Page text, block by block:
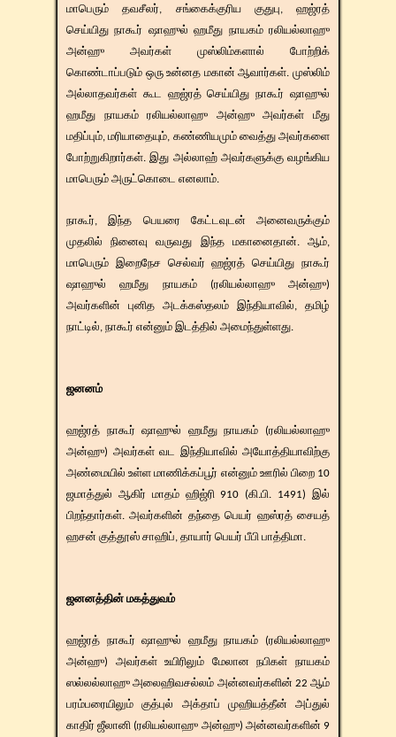
மாபெரும் தவசீலர், சங்கைக்குரிய குதுபு, ஹஜ்ரத்
செய்யிது நாகூர் ஷாஹுல் ஹமீது நாயகம் ரலியல்லாஹு
அன்ஹு அவர்கள் முஸ்லிம்களால் போற்றிக்
கொண்டாப்படும் ஒரு உன்னத மகான் ஆவார்கள். முஸ்லிம்
அல்லாதவர்கள் கூட ஹஜ்ரத் செய்யிது நாகூர் ஷாஹுல்
ஹமீது நாயகம் ரலியல்லாஹு அன்ஹு அவர்கள் மீது
மதிப்பும், மரியாதையும், கண்ணியமும் வைத்து அவர்களை
போற்றுகிறார்கள். இது அல்லாஹ் அவர்களுக்கு வழங்கிய
மாபெரும் அருட்கொடை எனலாம்.
நாகூர், இந்த பெயரை கேட்டவுடன் அனைவருக்கும்
முதலில் நினைவு வருவது இந்த மகானைதான். ஆம்,
மாபெரும் இறைநேச செல்வர் ஹஜ்ரத் செய்யிது நாகூர்
ஷாஹுல் ஹமீது நாயகம் (ரலியல்லாஹு அன்ஹு)
அவர்களின் புனித அடக்கஸ்தலம் இந்தியாவில், தமிழ்
நாட்டில், நாகூர் என்னும் இடத்தில் ​அமைந்துள்ளது.
ஜனனம்
ஹஜ்ரத் நாகூர் ஷாஹுல் ஹமீது நாயகம் (ரலியல்லாஹு
அன்ஹு) அவர்கள் வட இந்தியாவில் அயோத்தியாவிற்கு
அண்மையில் உள்ள மாணிக்கப்பூர் என்னும் ஊரில் பிறை 10
ஜமாத்துல் ஆகிர் மாதம் ஹிஜ்ரி 910 (கி.பி. 1491) இல்
பிறந்தார்கள். அவர்களின் தந்தை பெயர் ஹஸ்ரத் சையத்
ஹசன் குத்தூஸ் சாஹிப், தாயார் பெயர் பீபி பாத்திமா.
ஜனனத்தின் மகத்துவம்
ஹஜ்ரத் நாகூர் ஷாஹுல் ஹமீது நாயகம் (ரலியல்லாஹு
அன்ஹு) அவர்கள் உயிரிலும் மேலான நபிகள் நாயகம்
ஸல்லல்லாஹு அலைஹிவசல்லம் அன்னவர்களின் 22 ஆம்
பரம்பரையிலும் குத்புல் அக்தாப் முஹியத்தீன் அப்துல்
காதிர் ஜீலானி (ரலியல்லாஹு அன்ஹு) அன்னவர்களின் 9